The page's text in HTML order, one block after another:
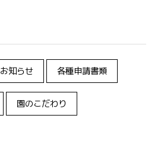
お知らせ 各種申請書類
園のこだわり